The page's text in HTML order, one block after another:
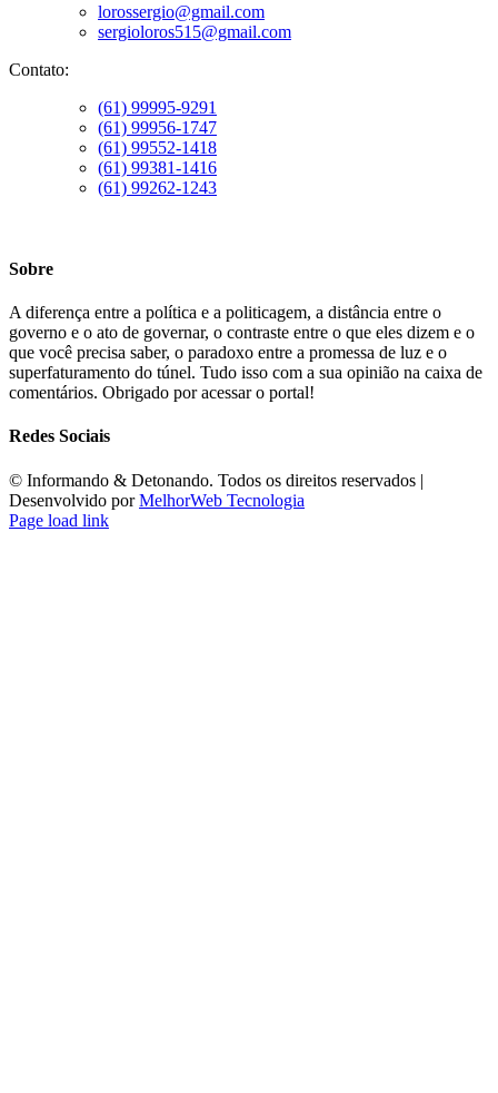
lorossergio@gmail.com
sergioloros515@gmail.com
Contato:
(61) 99995-9291
(61) 99956-1747
(61) 99552-1418
(61) 99381-1416
(61) 99262-1243
Sobre
A diferença entre a política e a politicagem, a distância entre o
governo e o ato de governar, o contraste entre o que eles dizem e o
que você precisa saber, o paradoxo entre a promessa de luz e o
superfaturamento do túnel. Tudo isso com a sua opinião na caixa de
comentários. Obrigado por acessar o portal!
Redes Sociais
©️ Informando & Detonando. Todos os direitos reservados |
Desenvolvido porMelhorWeb Tecnologia
Page load link